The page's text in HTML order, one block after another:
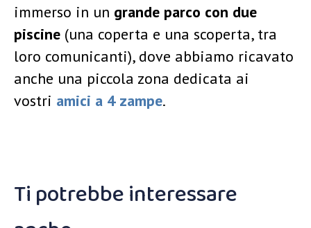
immerso in un grande parco con due
piscine (una coperta e una scoperta, tra
loro comunicanti), dove abbiamo ricavato
anche una piccola zona dedicata ai
vostri amici a 4 zampe.
Ti potrebbe interessare